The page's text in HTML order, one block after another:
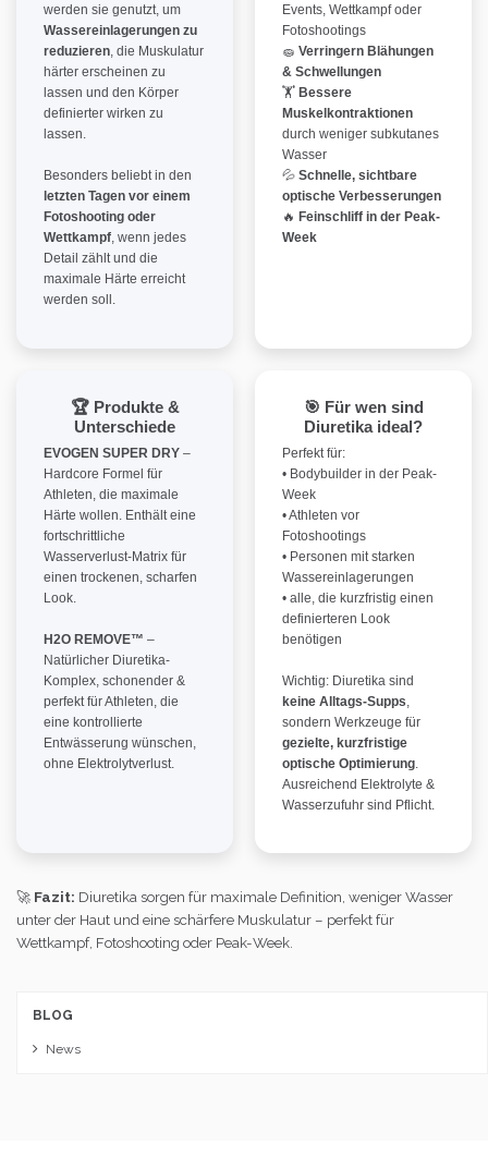
werden sie genutzt, um
Wassereinlagerungen zu
reduzieren, die Muskulatur
härter erscheinen zu
lassen und den Körper
definierter wirken zu
lassen.
Besonders beliebt in den
letzten Tagen vor einem
Fotoshooting oder
Wettkampf, wenn jedes
Detail zählt und die
maximale Härte erreicht
werden soll.
Events, Wettkampf oder
Fotoshootings
🧽 Verringern Blähungen
& Schwellungen
🏋️ Bessere
Muskelkontraktionen
durch weniger subkutanes
Wasser
💦 Schnelle, sichtbare
optische Verbesserungen
🔥 Feinschliff in der Peak-
Week
🏆 Produkte &
Unterschiede
EVOGEN SUPER DRY –
Hardcore Formel für
Athleten, die maximale
Härte wollen. Enthält eine
fortschrittliche
Wasserverlust-Matrix für
einen trockenen, scharfen
Look.
H2O REMOVE™ –
Natürlicher Diuretika-
Komplex, schonender &
perfekt für Athleten, die
eine kontrollierte
Entwässerung wünschen,
ohne Elektrolytverlust.
🎯 Für wen sind
Diuretika ideal?
Perfekt für:
• Bodybuilder in der Peak-
Week
• Athleten vor
Fotoshootings
• Personen mit starken
Wassereinlagerungen
• alle, die kurzfristig einen
definierteren Look
benötigen
Wichtig: Diuretika sind
keine Alltags-Supps
sondern Werkzeuge für
gezielte, kurzfristige
optische Optimierung
Ausreichend Elektrolyte &
Wasserzufuhr sind Pflicht.
🚀 Fazit: Diuretika sorgen für maximale Definition, weniger Wasser
unter der Haut und eine schärfere Muskulatur – perfekt für
Wettkampf, Fotoshooting oder Peak-Week.
BLOG
News